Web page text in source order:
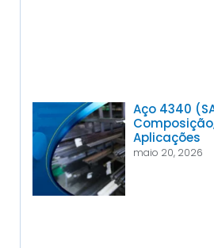
Aço 4340
Aplicações
maio 20, 2026